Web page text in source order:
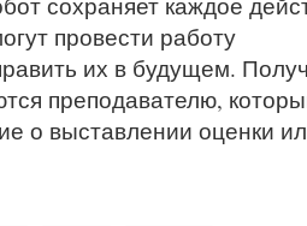
провести работу
их в будущем.
преподавателю,
о выставлении оценки